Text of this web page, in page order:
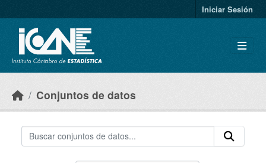
Iniciar Sesión
Conjuntos de datos